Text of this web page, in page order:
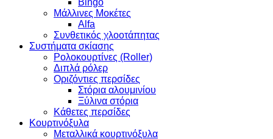
Μάλλινες Μοκέτες
Alfa
Συνθετικός χλοοτάπητας
Συστήματα σκίασης
Ρολοκουρτίνες (Roller)
Διπλά ρόλερ
Οριζόντιες περσίδες
Στόρια αλουμινίου
Ξύλινα στόρια
Κάθετες περσίδες
Κουρτινόξυλα
Μεταλλικά κουρτινόξυλα